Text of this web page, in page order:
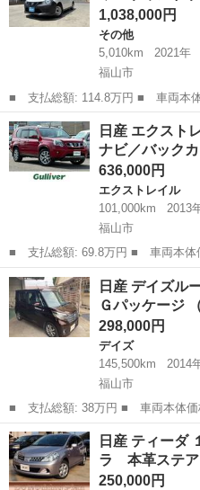
1,038,000円
その他
5,010km
2021年
福山市
■ 支払総額: 114.8万円 ■ 車両本体価格： 1,038,000 円 ■ メーカ
ー名： 日産 ■ 車種名： ＡＤ
ックカメラ 前後パワーウィンド
動格納機...
広島 福山市 その他
日産 エクスト
ナビ／バック
636,000円
エクストレイル
101,000km
2013
福山市
■ 支払総額: 69.8万円 ■ 車両本体価格： 636,000 円 ■ メーカー
名： 日産 ■ 車種名： エクスト
ｔｔ 純正メモリナビ／バックカメ
インＥＴＣ／...
広島 福山市 エクストレイル
日産 デイズ
Ｇパッケージ
298,000円
デイズ
145,500km
2014
福山市
■ 支払総額: 38万円 ■ 車両本体価格： 298,000 円 ■ メーカー
名： 日産 ■ 車種名： デイズル
ェイスター Ｘ Ｇパッケージ ■
5D ...
広島 福山市 デイズ
日産 ティー
ラ 本革ステ
250,000円